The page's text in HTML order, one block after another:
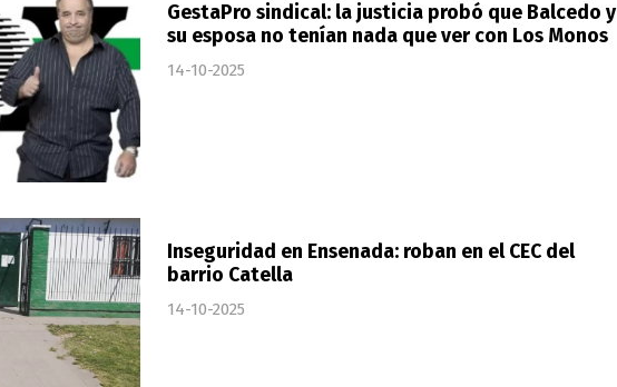
GestaPro sindical: la justicia probó que Balcedo y
su esposa no tenían nada que ver con Los Monos
14-10-2025
Inseguridad en Ensenada: roban en el CEC del
barrio Catella
14-10-2025